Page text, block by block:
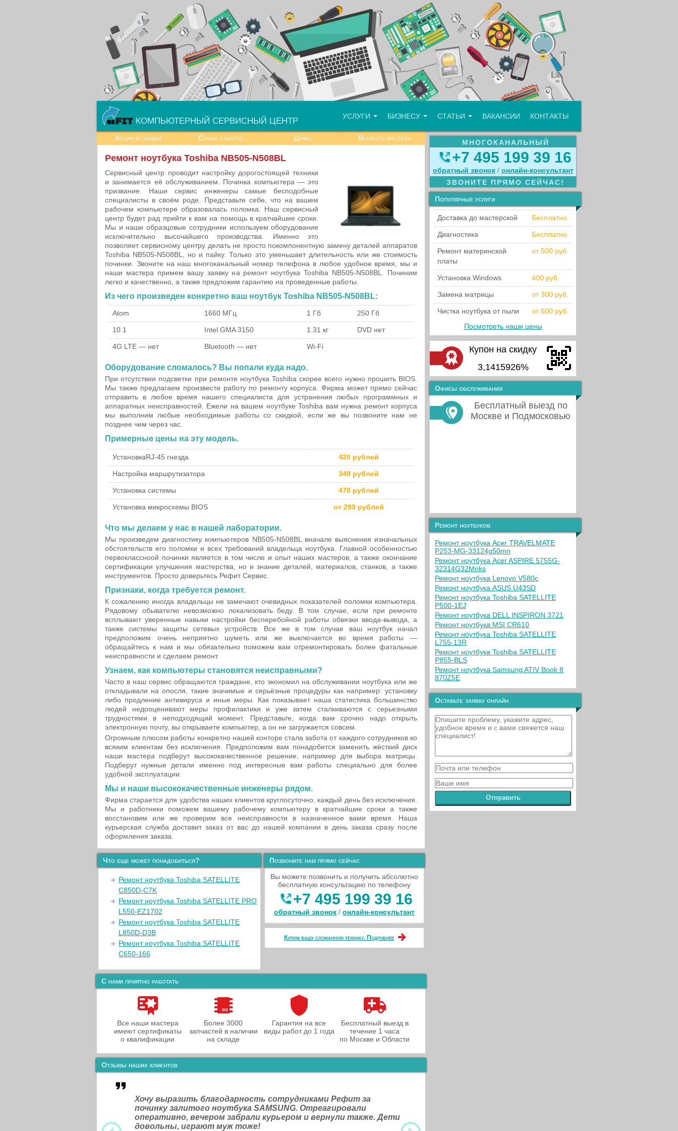
КОМПЬЮТЕРНЫЙ СЕРВИСНЫЙ ЦЕНТР УСЛУГИ БИЗНЕСУ СТАТЬИ ВАКАНСИИ КОНТАКТЫ
Акции и скидки Схема работы Цены Вызвать мастера
Ремонт ноутбука Toshiba NB505-N508BL
Сервисный центр проводит настройку дорогостоящей техники
и занимается её обслуживанием. Починка компьютера — это
призвание. Наши сервис инженеры самые бесподобные
специалисты в своём роде. Представьте себе, что на вашем
рабочем компьютере образовалась поломка. Наш сервисный
центр будет рад прийти к вам на помощь в кратчайшие сроки.
Мы и наши образцовые сотрудники используем оборудование
исключительно высочайшего производства. Именно это
позволяет сервисному центру делать не просто покомпонентную замену деталей аппаратов
Toshiba NB505-N508BL, но и пайку. Только это уменьшает длительность или же стоимость
починки. Звоните на наш многоканальный номер телефона в любое удобное время, мы и
наши мастера примем вашу заявку на ремонт ноутбука Toshiba NB505-N508BL. Починим
легко и качественно, а также предложим гарантию на проведенные работы.
Из чего произведен конкретно ваш ноутбук Toshiba NB505-N508BL:
Atom 1660 МГц 1 Гб 250 Гб
10.1 Intel GMA 3150 1.31 кг DVD нет
4G LTE — нет Bluetooth — нет Wi-Fi
Оборудование сломалось? Вы попали куда надо.
При отсутствии подсветки при ремонте ноутбука Toshiba скорее всего нужно прошить BIOS.
Мы также предлагаем произвести работу по ремонту корпуса. Фирма может прямо сейчас
отправить в любое время нашего специалиста для устранения любых программных и
аппаратных неисправностей. Ежели на вашем ноутбуке Toshiba вам нужна ремонт корпуса
мы выполним любые необходимые работы со скидкой, если же вы позвоните нам не
позднее чем через час.
Примерные цены на эту модель.
УстановкаRJ-45 гнезда 420 рублей
Настройка маршрутизатора 349 рублей
Установка системы 470 рублей
Установка микросхемы BIOS от 299 рублей
Что мы делаем у нас в нашей лаборатории.
Мы произведем диагностику компьютеров NB505-N508BL вначале выяснения изначальных
обстоятельств его поломки и всех требований владельца ноутбука. Главной особенностью
первоклассноой починки является в том числе и опыт наших мастеров, а также окончание
сертификации улучшения мастерства, но и знание деталей, материалов, станков, а также
инструментов. Просто доверьтесь Рефит Сервис.
Признаки, когда требуется ремонт.
К сожалению иногда владельцы не замечают очевидных показателей поломки компьютера.
Рядовому обывателю невозможно локализовать беду. В том случае, если при ремонте
всплывают уверенные навыки настройки бесперебойной работы обвязки ввода-вывода, а
также системы защиты сетевых устройств. Все же в том случае ваш ноутбук начал
предположим очень неприятно шуметь или же выключается во время работы —
обращайтесь к нам и мы обязательно поможем вам отремонтировать более фатальные
неисправности и сделаем ремонт.
Узнаем, как компьютеры становятся неисправными?
Часто в наш сервис обращаются граждане, кто экономил на обслуживании ноутбука или же
откладывали на опосля, такие значимые и серьёзные процедуры как например: установку
либо продление антивируса и иные меры. Как показывает наша статистика большинство
людей недооценивают меры профилактики и уже затем сталкиваются с серьезными
трудностями в неподходящий момент. Представьте, когда вам срочно надо открыть
электронную почту, вы открываете компьютер, а он не загружается совсем.
Огромным плюсом работы конкретно нашей конторе стала забота от каждого сотрудников ко
всяким клиентам без исключения. Предположим вам понадобится заменить жёсткий диск
наши мастера подберут высококачественное решение, например для выбора матрицы.
Подберут нужные детали именно под интересные вам работы специально для более
удобной эксплуатации.
Мы и наши высококачественные инженеры рядом.
Фирма старается для удобства наших клиентов круглосуточно, каждый день без исключения.
Мы и работники поможем вашему рабочему компьютеру в кратчайшие сроки а также
восстановим или же проверим все неисправности в назначенное вами время. Наша
курьерская служба доставит заказ от вас до нашей компании в день заказа сразу после
оформления заказа.
Что еще может понадобиться?
Ремонт ноутбука Toshiba SATELLITE
C850D-C7K
Ремонт ноутбука Toshiba SATELLITE PRO
L550-EZ1702
Ремонт ноутбука Toshiba SATELLITE
L850D-D3B
Ремонт ноутбука Toshiba SATELLITE
C650-166
Позвоните нам прямо сейчас
Вы можете позвонить и получить абсолютно
бесплатную консультацию по телефону
+7 495 199 39 16
обратный звонок / онлайн‑консультант
Купим вашу сломанную технику. Подробнее
С нами приятно работать
Все наши мастера
имеют сертификаты
о квалификации
Более 3000
запчастей в наличии
на складе
Гарантия на все
виды работ до 1 года
Бесплатный выезд в
течение 1 часа
по Москве и Области
Отзывы наших клиентов
Хочу выразить благодарность сотрудниками Рефит за
починку залитого ноутбука SAMSUNG. Отреагировали
оперативно, вечером забрали курьером и вернули также. Дети
довольны, играют муж тоже!
МНОГОКАНАЛЬНЫЙ
+7 495 199 39 16
обратный звонок / онлайн‑консультант
ЗВОНИТЕ ПРЯМО СЕЙЧАС!
Популярные услуги
Доставка до мастерской Бесплатно
Диагностика Бесплатно
Ремонт материнской
платы
от 500 руб.
Установка Windows 400 руб.
Замена матрицы от 300 руб.
Чистка ноутбука от пыли
от 600 руб.
Посмотреть наши цены
Купон на скидку
3,1415926%
Офисы обслуживания
Бесплатный выезд по
Москве и Подмосковью
Ремонт ноутбуков
Ремонт ноутбука Acer TRAVELMATE
P253-MG-33124g50mn
Ремонт ноутбука Acer ASPIRE 5755G-
32314G32Mnks
Ремонт ноутбука Lenovo V580c
Ремонт ноутбука ASUS U43SD
Ремонт ноутбука Toshiba SATELLITE
P500-1EJ
Ремонт ноутбука DELL INSPIRON 3721
Ремонт ноутбука MSI CR610
Ремонт ноутбука Toshiba SATELLITE
L755-13R
Ремонт ноутбука Toshiba SATELLITE
P855-BLS
Ремонт ноутбука Samsung ATIV Book 8
870Z5E
Оставьте заявку онлайн
Отправить